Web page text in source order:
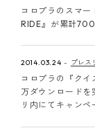
コロプラのスマ
RIDE』が累計
2014.03.24 プレス
コロプラの『ク
万ダウンロード
リ内にてキャンペ